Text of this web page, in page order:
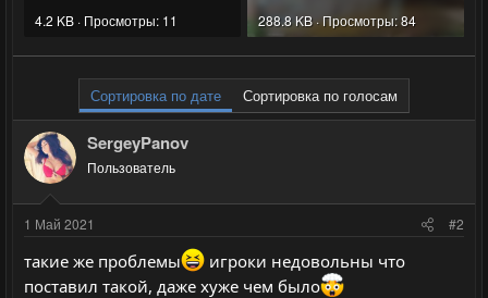
4.2 KB · Просмотры: 11
288.8 KB · Просмотры: 84
Сортировка по дате Сортировка по голосам
SergeyPanov
Пользователь
1 Май 2021 #2
такие же проблемы
игроки недовольны что
поставил такой, даже хуже чем было